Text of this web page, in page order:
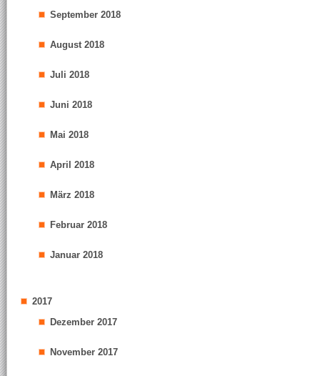
September 2018
August 2018
Juli 2018
Juni 2018
Mai 2018
April 2018
März 2018
Februar 2018
Januar 2018
2017
Dezember 2017
November 2017